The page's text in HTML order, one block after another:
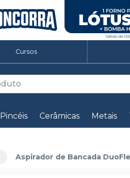
Cursos
Pincéis Cerâmicas Metais
Aspirador de Bancada